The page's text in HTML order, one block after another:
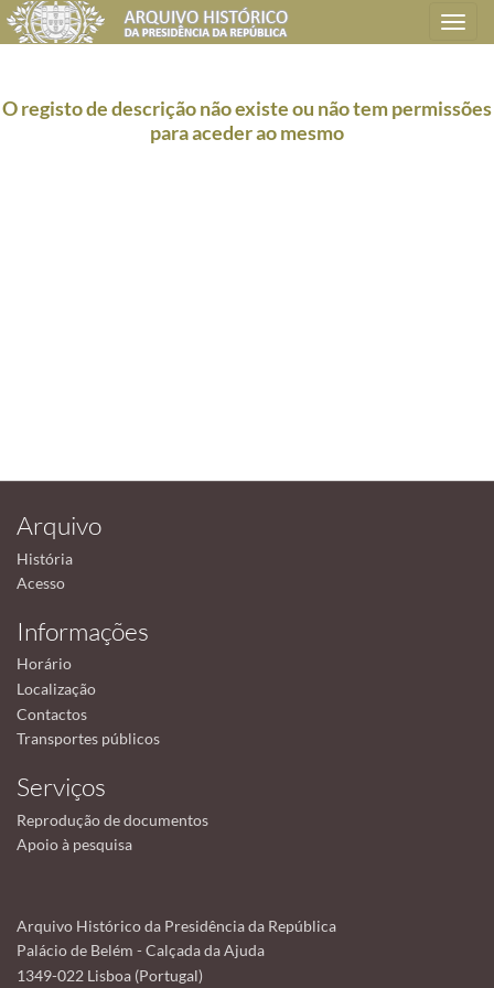
Toggle
navigation
O registo de descrição não existe ou não tem permissões
para aceder ao mesmo
Arquivo
História
Acesso
Informações
Horário
Localização
Contactos
Transportes públicos
Serviços
Reprodução de documentos
Apoio à pesquisa
Arquivo Histórico da Presidência da República
Palácio de Belém - Calçada da Ajuda
1349-022 Lisboa (Portugal)